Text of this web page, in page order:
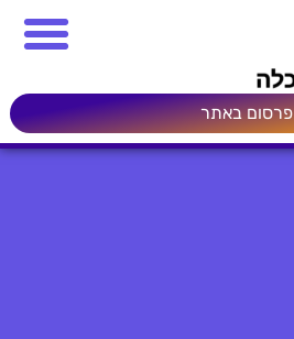
פרסום באתר